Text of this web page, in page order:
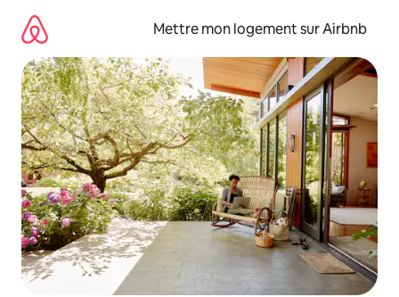
directement
contenu
Mettre mon logement sur Airbnb